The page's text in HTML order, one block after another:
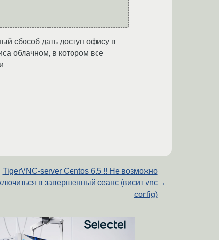
сбособ дать доступ офису в
облачном, в котором все
TigerVNC-server Centos 6.5 !! Не возможно
в завершенный сеанс (висит vnc
config)
→